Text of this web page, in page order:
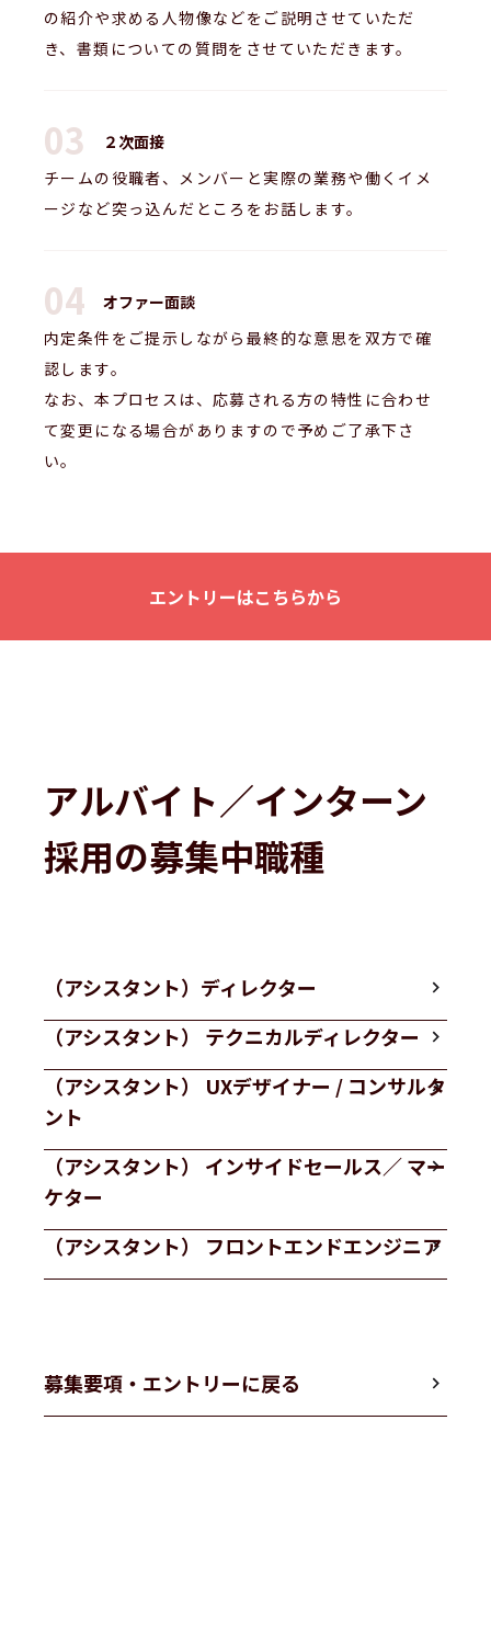
の紹介や求める人物像などをご説明させていただ
き、書類についての質問をさせていただきます。
２次面接
チームの役職者、メンバーと実際の業務や働くイメ
ージなど突っ込んだところをお話します。
オファー面談
内定条件をご提示しながら最終的な意思を双方で確
認します。
なお、本プロセスは、応募される方の特性に合わせ
て変更になる場合がありますので予めご了承下さ
い。
エントリーはこちらから
アルバイト／インターン
採用の募集中職種
（アシスタント）ディレクター
（アシスタント） テクニカルディレクター
（アシスタント） UXデザイナー / コンサルタ
ント
（アシスタント） インサイドセールス／ マー
ケター
（アシスタント） フロントエンドエンジニア
募集要項・エントリーに戻る